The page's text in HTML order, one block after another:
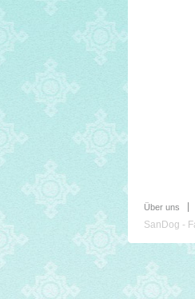
Über uns
SanDog -